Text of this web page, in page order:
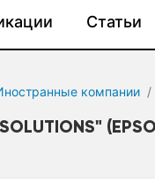
Статьи
компании
SOLUTIONS"